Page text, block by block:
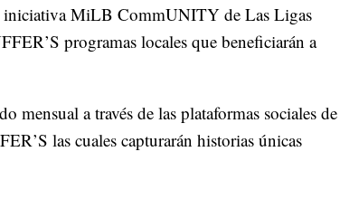
iniciativa MiLB CommUNITY de Las Ligas
programas locales que beneficiarán a
mensual a través de las plataformas sociales de
las cuales capturarán historias únicas